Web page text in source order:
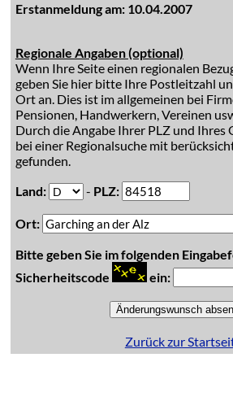
Erstanmeldung am: 10.04.2007
Regionale Angaben (optional)
Wenn Ihre Seite einen regionalen
geben Sie hier bitte Ihre Postleitzahl
Ort an. Dies ist im allgemeinen bei
Pensionen, Handwerkern, Vereinen
Durch die Angabe Ihrer PLZ und Ihres
bei einer Regionalsuche mit
gefunden.
Land:
- PLZ:
Ort:
Bitte geben Sie im folgenden
Sicherheitscode
ein:
Zurück zur